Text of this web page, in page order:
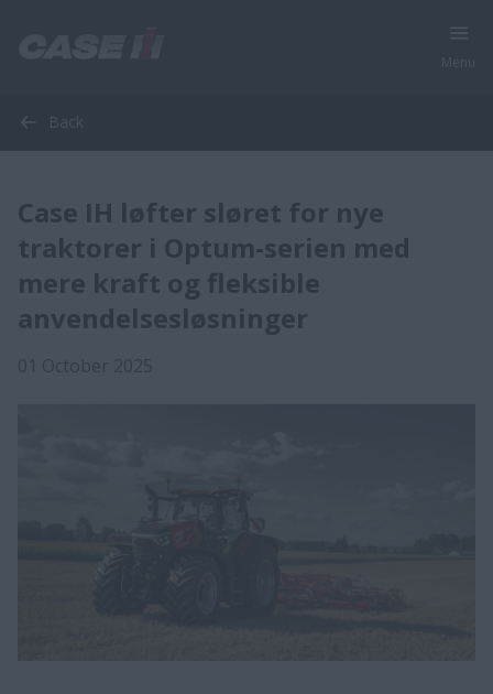
Back
Case IH løfter sløret for nye
traktorer i Optum-serien med
mere kraft og fleksible
anvendelsesløsninger